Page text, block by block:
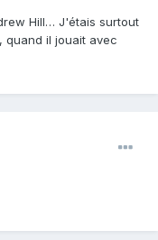
Hill… J'étais surtout
quand il jouait avec